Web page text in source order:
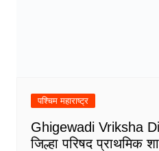
पश्चिम महाराष्ट्र
Ghigewadi Vriksha
जिल्हा परिषद प्राथमिक